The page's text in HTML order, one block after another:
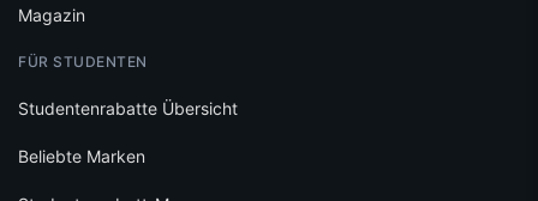
Magazin
FÜR STUDENTEN
Studentenrabatte Übersicht
Beliebte Marken